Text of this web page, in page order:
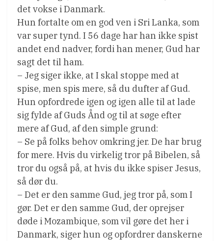
det vokse i Danmark.
Hun fortalte om en god ven i Sri Lanka, som
var super tynd. I 56 dage har han ikke spist
andet end nadver, fordi han mener, Gud har
sagt det til ham.
– Jeg siger ikke, at I skal stoppe med at
spise, men spis mere, så du dufter af Gud.
Hun opfordrede igen og igen alle til at lade
sig fylde af Guds Ånd og til at søge efter
mere af Gud, af den simple grund:
– Se på folks behov omkring jer. De har brug
for mere. Hvis du virkelig tror på Bibelen, så
tror du også på, at hvis du ikke spiser Jesus,
så dør du.
– Det er den samme Gud, jeg tror på, som I
gør. Det er den samme Gud, der oprejser
døde i Mozambique, som vil gøre det her i
Danmark, siger hun og opfordrer danskerne